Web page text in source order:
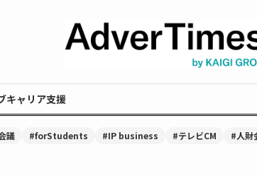
キャリア支援
議 #forStudents #IP business #テレビCM #人財